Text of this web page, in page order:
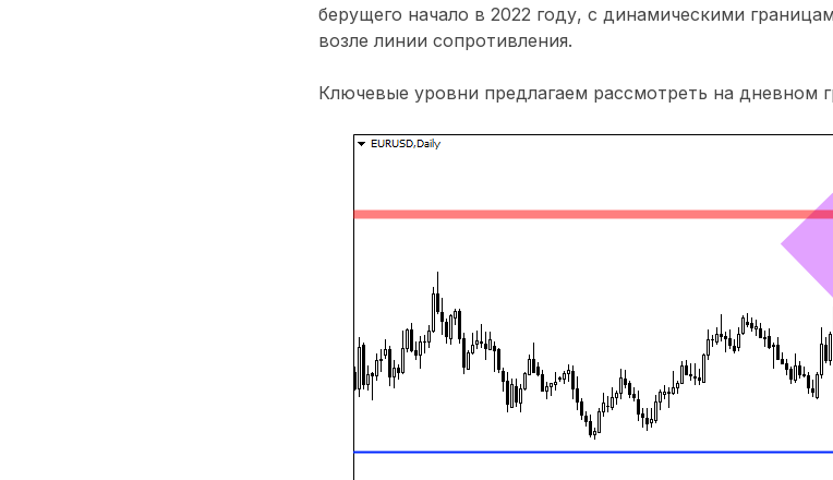
берущего начало в 2022 году, с динамическими
возле линии сопротивления.
Ключевые уровни предлагаем рассмотреть на дневном